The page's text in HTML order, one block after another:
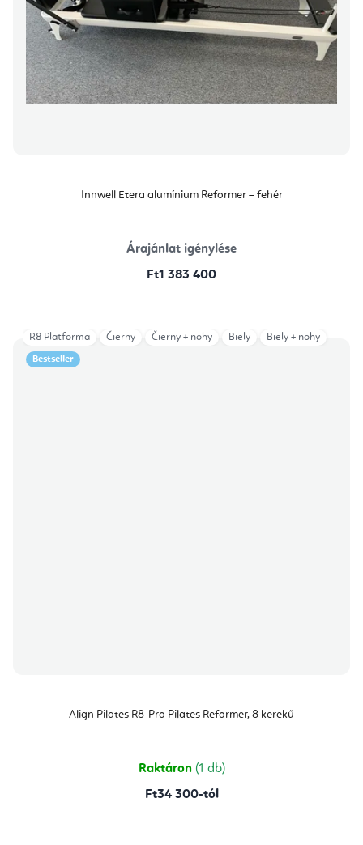
Innwell Etera alumínium Reformer – fehér
Árajánlat igénylése
Ft1 383 400
Bestseller
Align Pilates R8-Pro Pilates Reformer, 8 kerekű
Raktáron (1 db)
Ft34 300-tól
R8 Platforma Čierny Čierny + nohy Biely Biely + nohy